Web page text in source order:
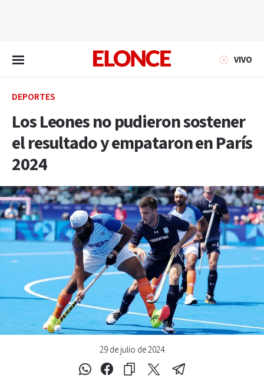
VIVO
DEPORTES
Los Leones no pudieron sostener
el resultado y empataron en París
2024
29 de julio de 2024